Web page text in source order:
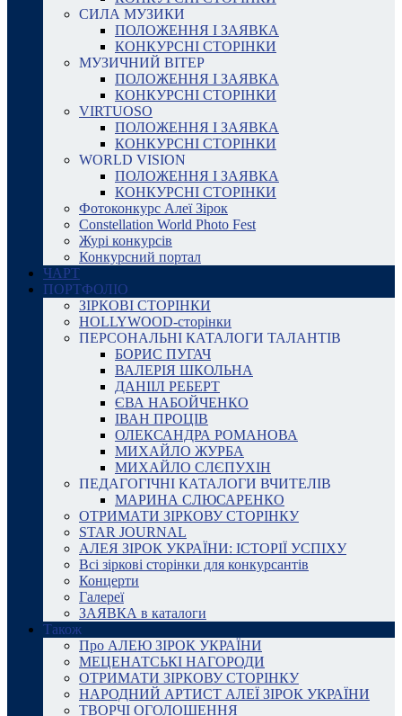
СИЛА МУЗИКИ
ПОЛОЖЕННЯ І ЗАЯВКА
КОНКУРСНІ СТОРІНКИ
МУЗИЧНИЙ ВІТЕР
ПОЛОЖЕННЯ І ЗАЯВКА
КОНКУРСНІ СТОРІНКИ
VIRTUOSO
ПОЛОЖЕННЯ І ЗАЯВКА
КОНКУРСНІ СТОРІНКИ
WORLD VISION
ПОЛОЖЕННЯ І ЗАЯВКА
КОНКУРСНІ СТОРІНКИ
Фотоконкурс Алеї Зірок
Constellation World Photo Fest
Журі конкурсів
Конкурсний портал
ЧАРТ
ПОРТФОЛІО
ЗІРКОВІ СТОРІНКИ
HOLLYWOOD-сторінки
ПЕРСОНАЛЬНІ КАТАЛОГИ ТАЛАНТІВ
БОРИС ПУГАЧ
ВАЛЕРІЯ ШКОЛЬНА
ДАНІІЛ РЕБЕРТ
ЄВА НАБОЙЧЕНКО
ІВАН ПРОЦІВ
ОЛЕКСАНДРА РОМАНОВА
МИХАЙЛО ЖУРБА
МИХАЙЛО СЛЄПУХІН
ПЕДАГОГІЧНІ КАТАЛОГИ ВЧИТЕЛІВ
МАРИНА СЛЮСАРЕНКО
ОТРИМАТИ ЗІРКОВУ СТОРІНКУ
STAR JOURNAL
АЛЕЯ ЗІРОК УКРАЇНИ: ІСТОРІЇ УСПІХУ
Всі зіркові сторінки для конкурсантів
Концерти
Галереї
ЗАЯВКА в каталоги
Також
Про АЛЕЮ ЗІРОК УКРАЇНИ
МЕЦЕНАТСЬКІ НАГОРОДИ
ОТРИМАТИ ЗІРКОВУ СТОРІНКУ
НАРОДНИЙ АРТИСТ АЛЕЇ ЗІРОК УКРАЇНИ
ТВОРЧІ ОГОЛОШЕННЯ